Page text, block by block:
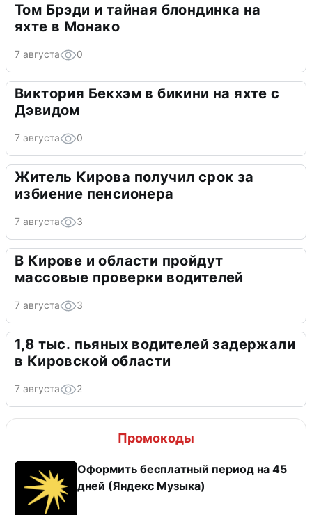
Том Брэди и тайная блондинка на
яхте в Монако
7 августа 0
Виктория Бекхэм в бикини на яхте с
Дэвидом
7 августа 0
Житель Кирова получил срок за
избиение пенсионера
7 августа 3
В Кирове и области пройдут
массовые проверки водителей
7 августа 3
1,8 тыс. пьяных водителей задержали
в Кировской области
7 августа 2
Промокоды
Оформить бесплатный период на 45
дней (Яндекс Музыка)